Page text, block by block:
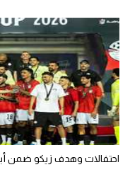
احتفالات وهدف زيكو ضمن